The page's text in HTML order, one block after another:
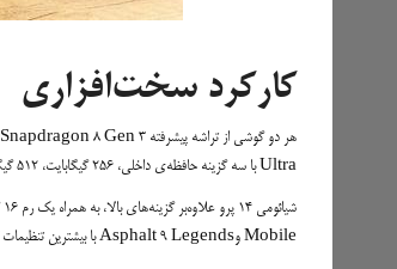
کارکرد سخت‌افزاری
Ultra با سه گزینه حافظه‌ی داخلی، 256 گیگابایت، 512 گیگابایت و 1 ترابایت و این چنین 12 گیگابایت رم، انتخاب‌های متنوعی را پیش روی کاربران قرار می‌دهد.
Mobile وAsphalt 9 Legends با بیشترین تنظیمات گرافیکی بر روی هر دو گوشی به راحتی اجرا خواهد شد و با گیم‌‌پلی روان و پرسرعت قوت پردازش بالای هر دو دستگاه را به رخ می‌کشند.